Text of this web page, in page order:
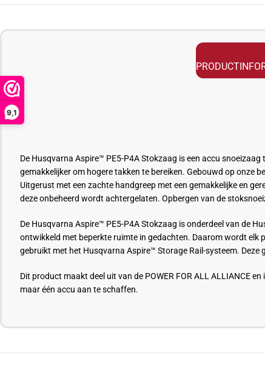
9,1
De Husqvarna Aspire™ PE5-P4A Stokzaag is een accu
gemakkelijker om hogere takken te bereiken. Gebouwd op onze
Uitgerust met een zachte handgreep met een gemakkelijke en
deze onbeheerd wordt achtergelaten. Opbergen van de
De Husqvarna Aspire™ PE5-P4A Stokzaag is onderdeel van de
ontwikkeld met beperkte ruimte in gedachten. Daarom wordt elk
gebruikt met het Husqvarna Aspire™ Storage Rail-systeem.
Dit product maakt deel uit van de POWER FOR ALL ALLIANCE
maar één accu aan te schaffen.